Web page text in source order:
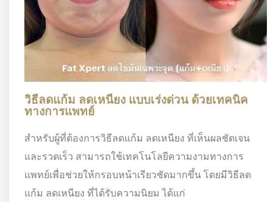
วิธีลดแก้ม ลดเหนียง แบบเร่งด่วน ด้วยเทคนิค
ทางการแพทย์
สำหรับผู้ที่ต้องการวิธีลดแก้ม ลดเหนียง ที่เห็นผลชัดเจน
และรวดเร็ว สามารถใช้เทคโนโลยีความงามทางการ
แพทย์เพื่อช่วยให้กรอบหน้าเรียวชัดมากขึ้น โดยมีวิธีลด
แก้ม ลดเหนียง ที่ได้รับความนิยม ได้แก่